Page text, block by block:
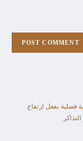
فصلية بفعل ارتفاع